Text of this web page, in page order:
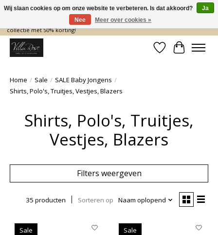
De nieuwe collectie komt eraan… en wij maken ruimte! Shop nu de zomer
collectie met 50% korting!
Verlanglijst
Home / Sale / SALE Baby Jongens /
Shirts, Polo's, Truitjes, Vestjes, Blazers
Shirts, Polo's, Truitjes,
Vestjes, Blazers
Filters weergeven
35 producten Sorteren op Naam oplopend
Sale Sale
Wij slaan cookies op om onze website te verbeteren. Is dat akkoord?
Ja
Nee
Meer over cookies »